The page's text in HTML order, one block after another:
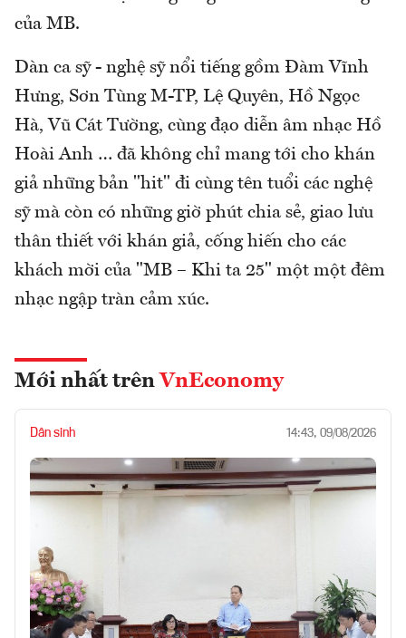
của MB.
Dàn ca sỹ - nghệ sỹ nổi tiếng gồm Đàm Vĩnh
Hưng, Sơn Tùng M-TP, Lệ Quyên, Hồ Ngọc
Hà, Vũ Cát Tường, cùng đạo diễn âm nhạc Hồ
Hoài Anh … đã không chỉ mang tới cho khán
giả những bản "hit" đi cùng tên tuổi các nghệ
sỹ mà còn có những giờ phút chia sẻ, giao lưu
thân thiết với khán giả, cống hiến cho các
khách mời của "MB – Khi ta 25" một một đêm
nhạc ngập tràn cảm xúc.
Mới nhất trên VnEconomy
Dân sinh 14:43, 09/08/2026